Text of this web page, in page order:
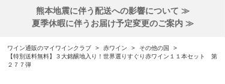
熊本地震に伴う配送への影響について ≫
夏季休暇に伴うお届け予定変更のご案内 ≫
ワイン通販のマイワインクラブ > 赤ワイン > その他の国
>
【特別送料無料】３大銘醸地入り！世界選りすぐり赤ワイン１１本セット 第
２７７弾